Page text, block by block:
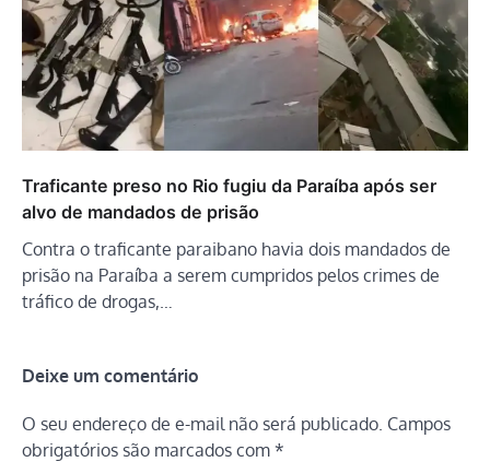
Traficante preso no Rio fugiu da Paraíba após ser
alvo de mandados de prisão
Contra o traficante paraibano havia dois mandados de
prisão na Paraíba a serem cumpridos pelos crimes de
tráfico de drogas,…
Deixe um comentário
O seu endereço de e-mail não será publicado. Campos
obrigatórios são marcados com *